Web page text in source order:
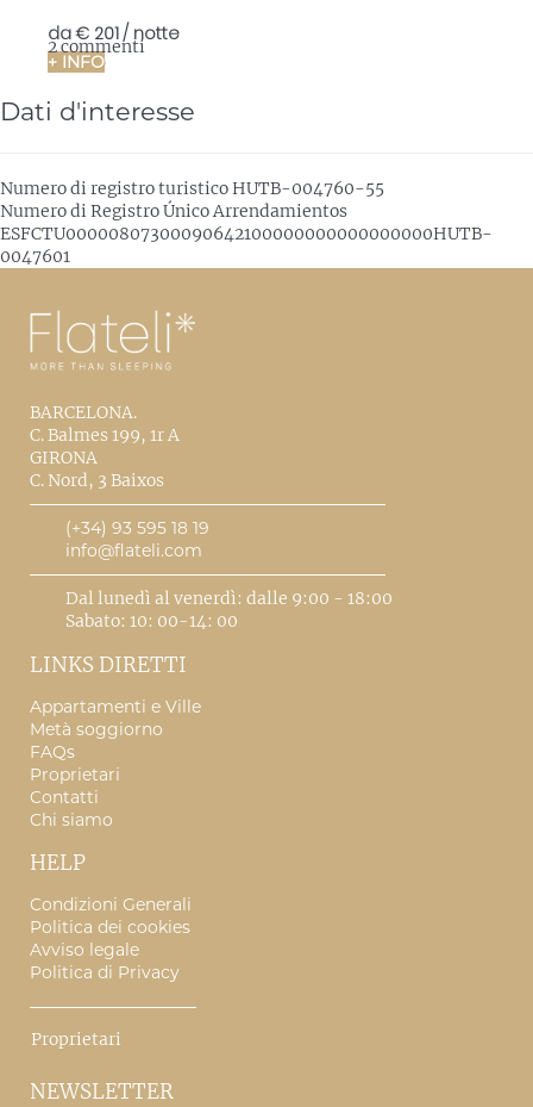
2 commenti
da€ 201/ notte
+ INFO
Dati d'interesse
Numero di registro turisticoHUTB-004760-55
Numero di Registro Único Arrendamientos
ESFCTU00000807300090642100000000000000000HUTB-
0047601
BARCELONA.
C. Balmes 199, 1r A
GIRONA
C. Nord, 3 Baixos
(+34) 93 595 18 19
info@flateli.com
Dal lunedì al venerdì: dalle 9:00 - 18:00
Sabato: 10: 00-14: 00
LINKS DIRETTI
Appartamenti e Ville
Metà soggiorno
FAQs
Proprietari
Contatti
Chi siamo
HELP
Condizioni Generali
Politica dei cookies
Avviso legale
Politica di Privacy
Proprietari
NEWSLETTER